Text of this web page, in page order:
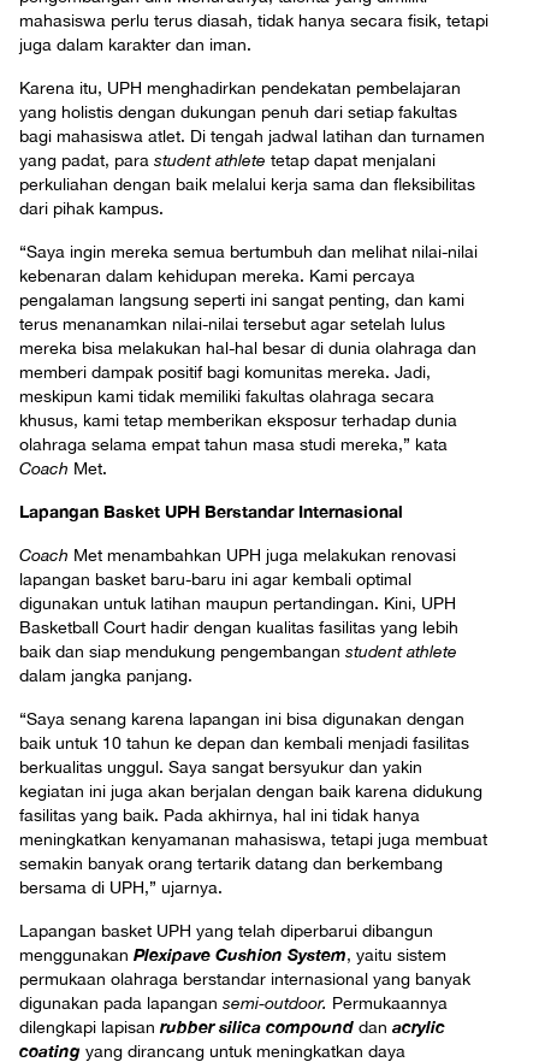
mahasiswa perlu terus diasah, tidak hanya secara fisik, tetapi
juga dalam karakter dan iman.
Karena itu, UPH menghadirkan pendekatan pembelajaran
yang holistis dengan dukungan penuh dari setiap fakultas
bagi mahasiswa atlet. Di tengah jadwal latihan dan turnamen
yang padat, para student athlete tetap dapat menjalani
perkuliahan dengan baik melalui kerja sama dan fleksibilitas
dari pihak kampus.
“Saya ingin mereka semua bertumbuh dan melihat nilai-nilai
kebenaran dalam kehidupan mereka. Kami percaya
pengalaman langsung seperti ini sangat penting, dan kami
terus menanamkan nilai-nilai tersebut agar setelah lulus
mereka bisa melakukan hal-hal besar di dunia olahraga dan
memberi dampak positif bagi komunitas mereka. Jadi,
meskipun kami tidak memiliki fakultas olahraga secara
khusus, kami tetap memberikan eksposur terhadap dunia
olahraga selama empat tahun masa studi mereka,” kata
Coach Met.
Lapangan Basket UPH Berstandar Internasional
Coach Met menambahkan UPH juga melakukan renovasi
lapangan basket baru-baru ini agar kembali optimal
digunakan untuk latihan maupun pertandingan. Kini, UPH
Basketball Court hadir dengan kualitas fasilitas yang lebih
baik dan siap mendukung pengembangan student athlete
dalam jangka panjang.
“Saya senang karena lapangan ini bisa digunakan dengan
baik untuk 10 tahun ke depan dan kembali menjadi fasilitas
berkualitas unggul. Saya sangat bersyukur dan yakin
kegiatan ini juga akan berjalan dengan baik karena didukung
fasilitas yang baik. Pada akhirnya, hal ini tidak hanya
meningkatkan kenyamanan mahasiswa, tetapi juga membuat
semakin banyak orang tertarik datang dan berkembang
bersama di UPH,” ujarnya.
Lapangan basket UPH yang telah diperbarui dibangun
menggunakan Plexipave Cushion System, yaitu sistem
permukaan olahraga berstandar internasional yang banyak
digunakan pada lapangan semi-outdoor. Permukaannya
dilengkapi lapisan rubber silica compound dan acrylic
coating yang dirancang untuk meningkatkan daya